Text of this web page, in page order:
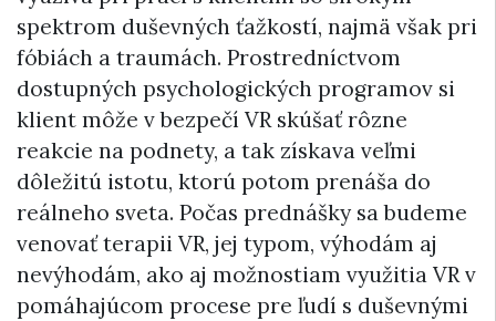
spektrom duševných ťažkostí, najmä však pri
fóbiách a traumách. Prostredníctvom
dostupných psychologických programov si
klient môže v bezpečí VR skúšať rôzne
reakcie na podnety, a tak získava veľmi
dôležitú istotu, ktorú potom prenáša do
reálneho sveta. Počas prednášky sa budeme
venovať terapii VR, jej typom, výhodám aj
nevýhodám, ako aj možnostiam využitia VR v
pomáhajúcom procese pre ľudí s duševnými